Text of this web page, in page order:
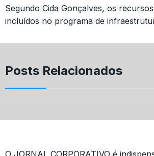
Segundo Cida Gonçalves, os
incluídos no programa de
Posts Relacionados
O JORNAL CORPORATIVO é